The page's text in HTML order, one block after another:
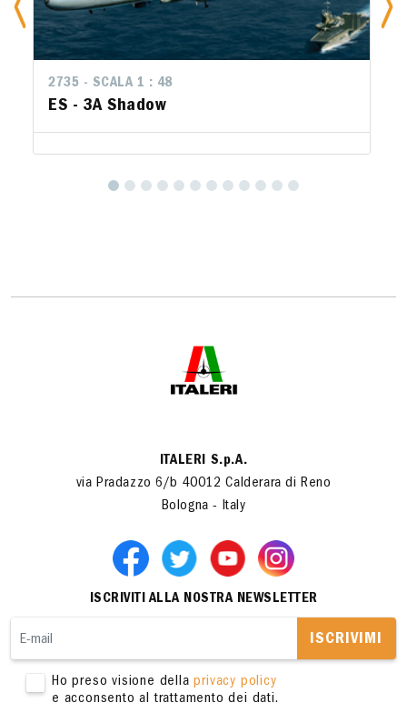
2735 - SCALA 1 : 48
ES - 3A Shadow
ITALERI S.p.A.
via Pradazzo 6/b 40012 Calderara di Reno
Bologna - Italy
ISCRIVITI ALLA NOSTRA NEWSLETTER
ISCRIVIMI
Ho preso visione dellaprivacy policy
e acconsento al trattamento dei dati.